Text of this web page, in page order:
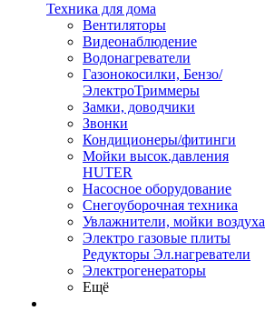
Техника для дома
Вентиляторы
Видеонаблюдение
Водонагреватели
Газонокосилки, Бензо/
ЭлектроТриммеры
Замки, доводчики
Звонки
Кондиционеры/фитинги
Мойки высок.давления
HUTER
Насосное оборудование
Снегоуборочная техника
Увлажнители, мойки воздуха
Электро газовые плиты
Редукторы Эл.нагреватели
Электрогенераторы
Ещё